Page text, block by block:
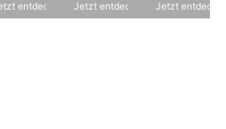
entdecken
ist:
CHF 65.00.
Jetzt entdecken Jetzt